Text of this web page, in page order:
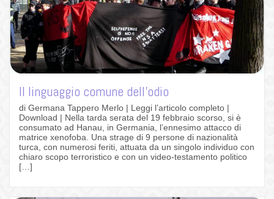
Il linguaggio comune dell’odio
di Germana Tappero Merlo | Leggi l’articolo completo |
Download | Nella tarda serata del 19 febbraio scorso, si è
consumato ad Hanau, in Germania, l’ennesimo attacco di
matrice xenofoba. Una strage di 9 persone di nazionalità
turca, con numerosi feriti, attuata da un singolo individuo con
chiaro scopo terroristico e con un video-testamento politico
[…]